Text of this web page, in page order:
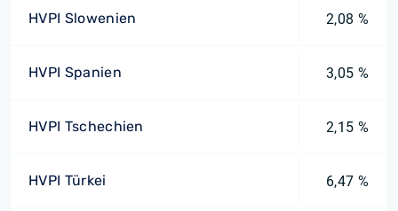
HVPI Slowenien 2,08 %
HVPI Spanien 3,05 %
HVPI Tschechien 2,15 %
HVPI Türkei 6,47 %